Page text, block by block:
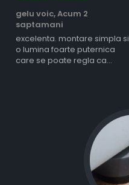
gelu voic,Acum 2
saptamani
excelenta. montare simpla si
o lumina foarte puternica
care se poate regla ca